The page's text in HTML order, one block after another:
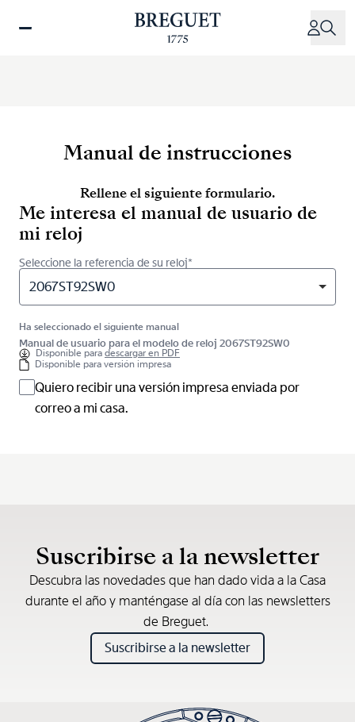
Manual de instrucciones
Rellene el siguiente formulario.
Me interesa el manual de usuario de
mi reloj
Seleccione la referencia de su reloj*
2067ST92SW0
Ha seleccionado el siguiente manual
Manual de usuario para el modelo de reloj 2067ST92SW0
Disponible paradescargar en PDF
Disponible para versión impresa
Quiero recibir una versión impresa enviada por
correo a mi casa.
Suscribirse a la newsletter
Descubra las novedades que han dado vida a la Casa
durante el año y manténgase al día con las newsletters
de Breguet.
Suscribirse a la newsletter